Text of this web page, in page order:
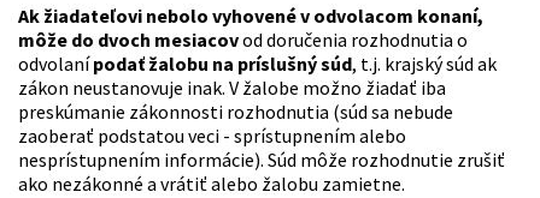
Ak žiadateľovi nebolo vyhovené v odvolacom konaní,
môže do dvoch mesiacovod doručenia rozhodnutia o
odvolanípodať žalobu na príslušný súd, t.j. krajský súd ak
zákon neustanovuje inak. V žalobe možno žiadať iba
preskúmanie zákonnosti rozhodnutia (súd sa nebude
zaoberať podstatou veci - sprístupnením alebo
nesprístupnením informácie). Súd môže rozhodnutie zrušiť
ako nezákonné a vrátiť alebo žalobu zamietne.